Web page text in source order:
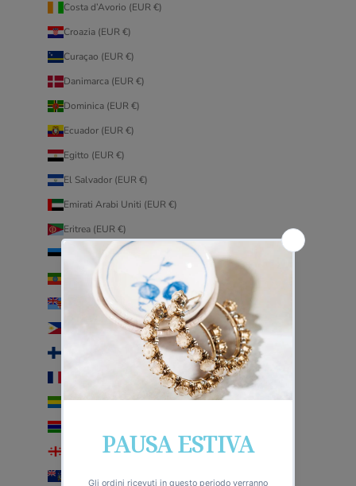
Costa d’Avorio (EUR €)
Croazia (EUR €)
Curaçao (EUR €)
Danimarca (EUR €)
Dominica (EUR €)
Ecuador (EUR €)
Egitto (EUR €)
El Salvador (EUR €)
Emirati Arabi Uniti (EUR €)
Eritrea (EUR €)
Estonia (EUR €)
Etiopia (EUR €)
Figi (EUR €)
Filippine (EUR €)
Gabon (EUR €)
Georgia (EUR €)